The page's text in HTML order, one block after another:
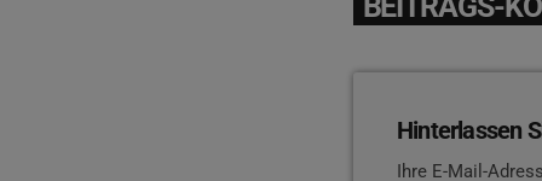
Hinterlassen
Ihre E-Mail-